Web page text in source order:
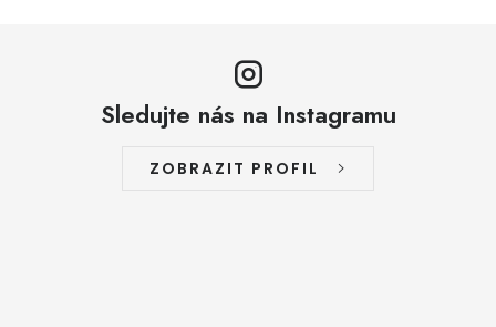
Sledujte nás na Instagramu
ZOBRAZIT PROFIL